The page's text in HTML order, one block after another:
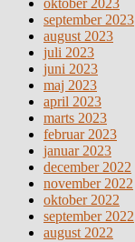
september 2023
august 2023
juli 2023
juni 2023
maj 2023
april 2023
marts 2023
februar 2023
januar 2023
december 2022
november 2022
oktober 2022
september 2022
august 2022